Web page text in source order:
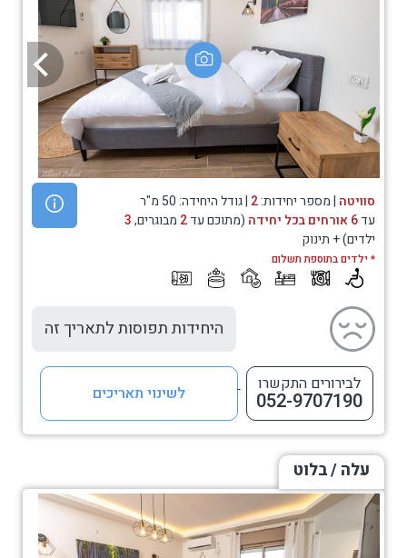
סוויטה | מספר יחידות:2 | גודל היחידה: 50 מ"ר
עד6 אורחים בכל יחידה (מתוכם עד2 מבוגרים,3
ילדים) + תינוק
* ילדים בתוספת תשלום
היחידות תפוסות לתאריך זה
לבירורים התקשרו
052-9707190 לשינוי תאריכים
עלה / בלוט